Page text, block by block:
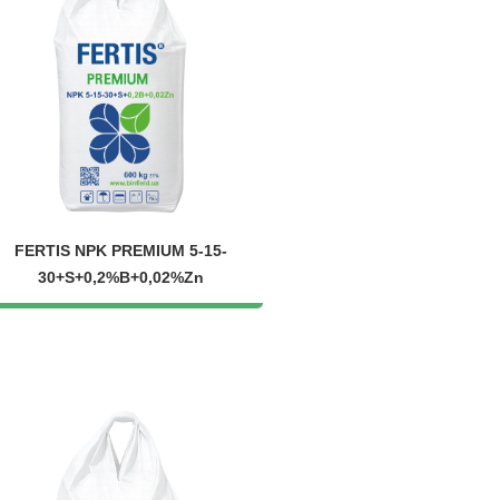
FERTIS NPK PREMIUM 5-15-
30+S+0,2%B+0,02%Zn